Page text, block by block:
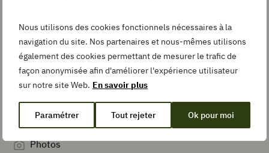
Nous utilisons des cookies fonctionnels nécessaires à la
navigation du site. Nos partenaires et nous-mêmes utilisons
également des cookies permettant de mesurer le trafic de
façon anonymisée afin d'améliorer l'expérience utilisateur
sur notre site Web. En savoir plus
Paramétrer Tout rejeter Ok pour moi
Pin
Recipe
Add
Collection
Préparer une eau aromatisée aux fruits,
aux légumes
Photos
Pocher
Photos